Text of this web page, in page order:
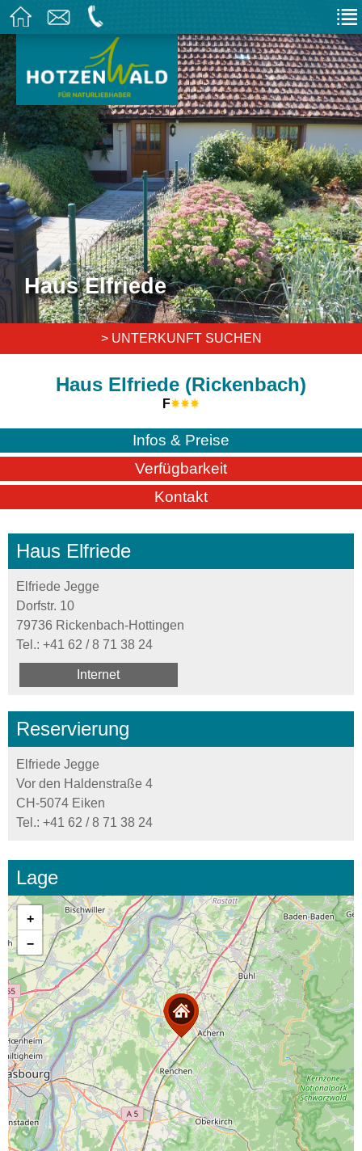
Haus Elfriede
> UNTERKUNFT SUCHEN
Haus Elfriede (Rickenbach)
F
Infos & Preise
Verfügbarkeit
Kontakt
Haus Elfriede
Elfriede Jegge
Dorfstr. 10
79736 Rickenbach-Hottingen
Tel.: +41 62 / 8 71 38 24
Internet
Reservierung
Elfriede Jegge
Vor den Haldenstraße 4
CH-5074 Eiken
Tel.: +41 62 / 8 71 38 24
Lage
+
−